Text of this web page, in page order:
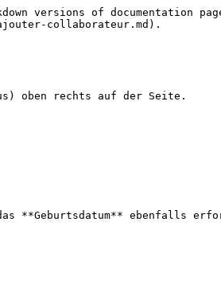
versions of documentation
collaborateur.md).
oben rechts auf der Seite.
**Geburtsdatum** ebenfalls